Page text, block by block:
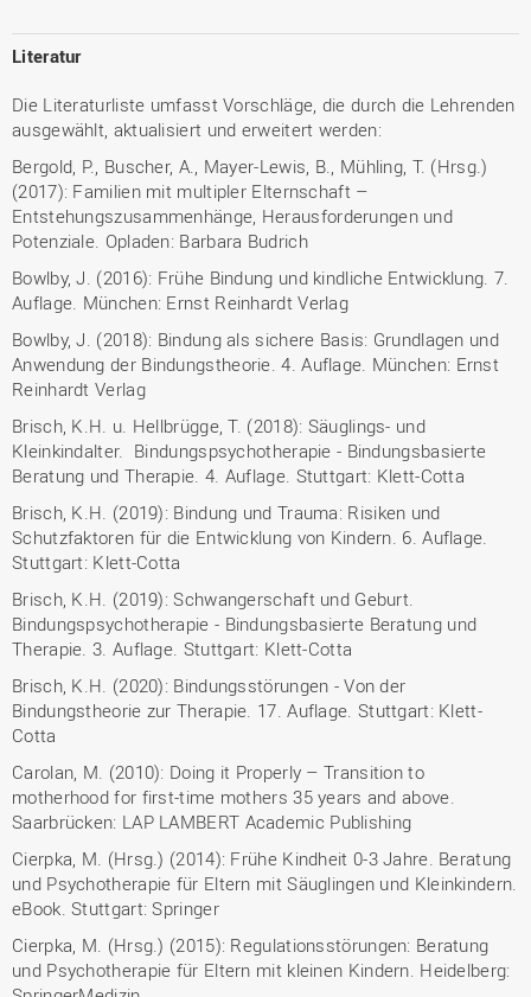
Literatur
Die Literaturliste umfasst Vorschläge, die durch die Lehrenden
ausgewählt, aktualisiert und erweitert werden:
Bergold, P., Buscher, A., Mayer-Lewis, B., Mühling, T. (Hrsg.)
(2017): Familien mit multipler Elternschaft –
Entstehungszusammenhänge, Herausforderungen und
Potenziale. Opladen: Barbara Budrich
Bowlby, J. (2016): Frühe Bindung und kindliche Entwicklung. 7.
Auflage. München: Ernst Reinhardt Verlag
Bowlby, J. (2018): Bindung als sichere Basis: Grundlagen und
Anwendung der Bindungstheorie. 4. Auflage. München: Ernst
Reinhardt Verlag
Brisch, K.H. u. Hellbrügge, T. (2018): Säuglings- und
Kleinkindalter. Bindungspsychotherapie - Bindungsbasierte
Beratung und Therapie. 4. Auflage. Stuttgart: Klett-Cotta
Brisch, K.H. (2019): Bindung und Trauma: Risiken und
Schutzfaktoren für die Entwicklung von Kindern. 6. Auflage.
Stuttgart: Klett-Cotta
Brisch, K.H. (2019): Schwangerschaft und Geburt.
Bindungspsychotherapie - Bindungsbasierte Beratung und
Therapie. 3. Auflage. Stuttgart: Klett-Cotta
Brisch, K.H. (2020): Bindungsstörungen - Von der
Bindungstheorie zur Therapie. 17. Auflage. Stuttgart: Klett-
Cotta
Carolan, M. (2010): Doing it Properly – Transition to
motherhood for first-time mothers 35 years and above.
Saarbrücken: LAP LAMBERT Academic Publishing
Cierpka, M. (Hrsg.) (2014): Frühe Kindheit 0-3 Jahre. Beratung
und Psychotherapie für Eltern mit Säuglingen und Kleinkindern.
eBook. Stuttgart: Springer
Cierpka, M. (Hrsg.) (2015): Regulationsstörungen: Beratung
und Psychotherapie für Eltern mit kleinen Kindern. Heidelberg: